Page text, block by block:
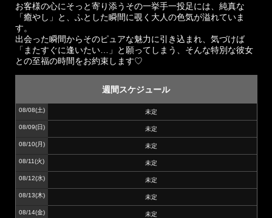
お客様の心にそっと寄り添うその一挙手一投足には、純真な
「癒やし」と、ふとした瞬間に覗く大人の色気が溢れていま
す。
出会った瞬間からそのピュアな魅力に引き込まれ、気づけば
「またすぐに逢いたい…」と願ってしまう、そんな特別な彼女
との至福の時間をお約束します♡
週間スケジュール
08/08(土)
08/09(日)
08/10(月)
08/11(火)
08/12(水)
08/13(木)
08/14(金)
未定
未定
未定
未定
未定
未定
未定